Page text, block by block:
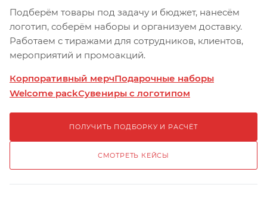
Подберём товары под задачу и бюджет, нанесём
логотип, соберём наборы и организуем доставку.
Работаем с тиражами для сотрудников, клиентов,
мероприятий и промоакций.
Корпоративный мерчПодарочные наборы
Welcome packСувениры с логотипом
ПОЛУЧИТЬ ПОДБОРКУ И РАСЧЁТ
СМОТРЕТЬ КЕЙСЫ